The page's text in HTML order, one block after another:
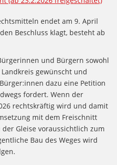
endet am 9. April
Beschluss klagt, besteht ab
und Bürgern sowohl
gewünscht und
dazu eine Petition
fordert. Wenn der
rechtskräftig wird und damit
mit dem Freischnitt
Gleise voraussichtlich zum
Bau des Weges wird